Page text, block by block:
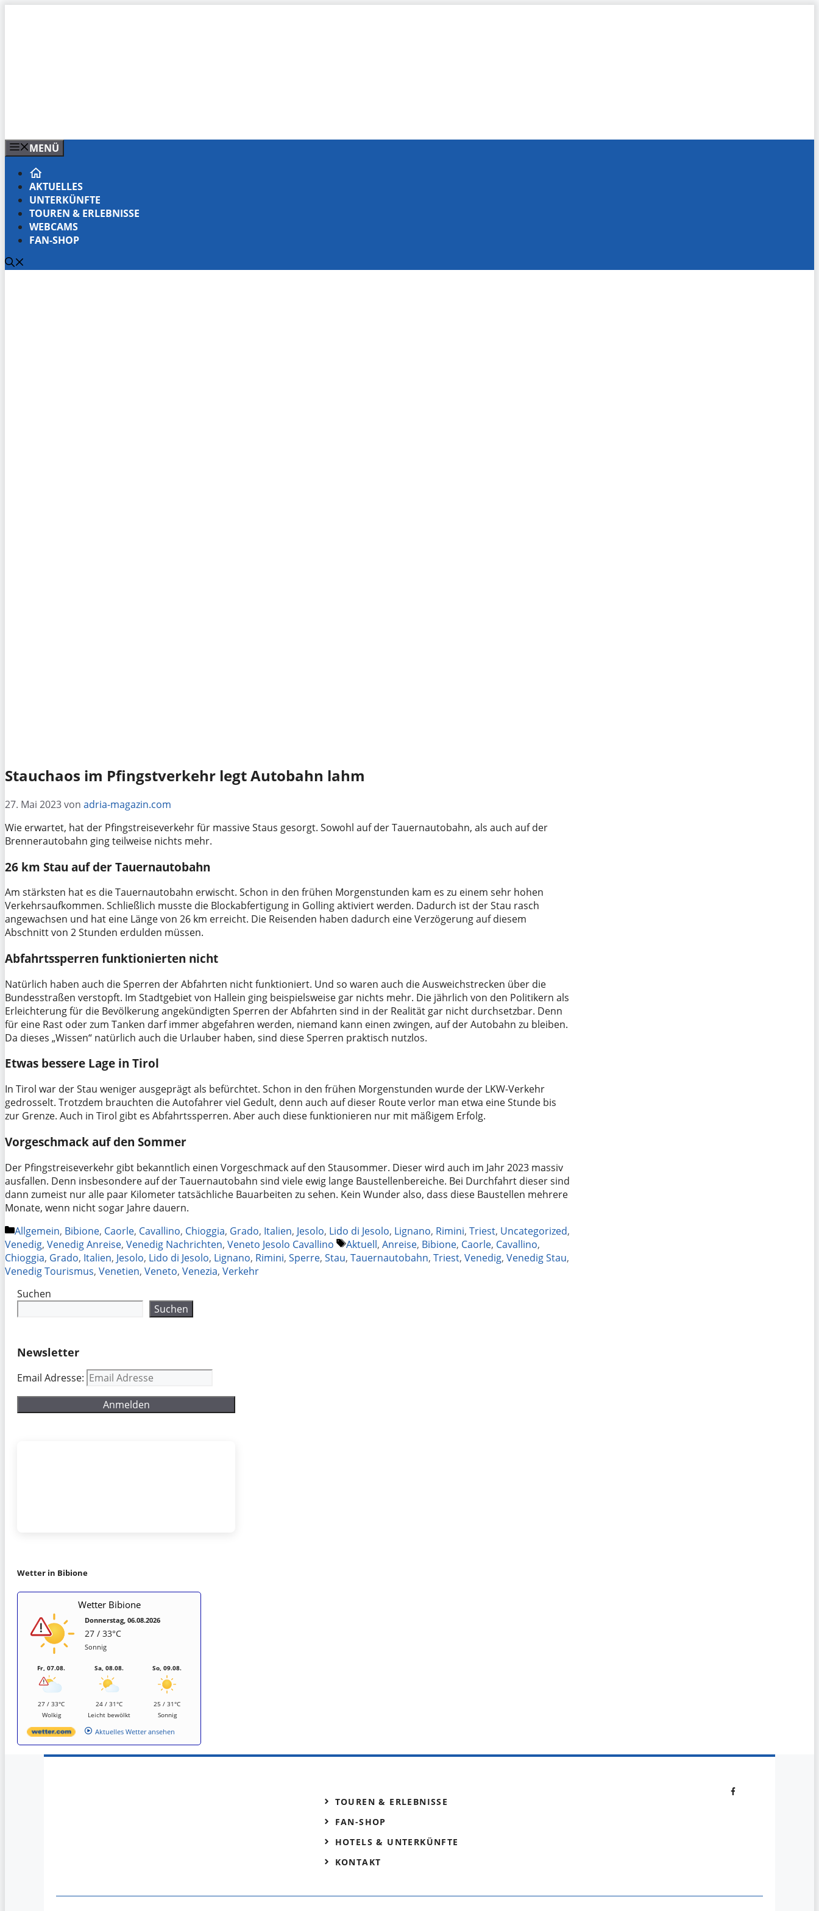
MENÜ
AKTUELLES
UNTERKÜNFTE
TOUREN & ERLEBNISSE
WEBCAMS
FAN-SHOP
Stauchaos im Pfingstverkehr legt Autobahn lahm
27. Mai 2023von adria-magazin.com
Wie erwartet, hat der Pfingstreiseverkehr für massive Staus gesorgt. Sowohl auf der Tauernautobahn, als auch auf der
Brennerautobahn ging teilweise nichts mehr.
26 km Stau auf der Tauernautobahn
Am stärksten hat es die Tauernautobahn erwischt. Schon in den frühen Morgenstunden kam es zu einem sehr hohen
Verkehrsaufkommen. Schließlich musste die Blockabfertigung in Golling aktiviert werden. Dadurch ist der Stau rasch
angewachsen und hat eine Länge von 26 km erreicht. Die Reisenden haben dadurch eine Verzögerung auf diesem
Abschnitt von 2 Stunden erdulden müssen.
Abfahrtssperren funktionierten nicht
Natürlich haben auch die Sperren der Abfahrten nicht funktioniert. Und so waren auch die Ausweichstrecken über die
Bundesstraßen verstopft. Im Stadtgebiet von Hallein ging beispielsweise gar nichts mehr. Die jährlich von den Politikern als
Erleichterung für die Bevölkerung angekündigten Sperren der Abfahrten sind in der Realität gar nicht durchsetzbar. Denn
für eine Rast oder zum Tanken darf immer abgefahren werden, niemand kann einen zwingen, auf der Autobahn zu bleiben.
Da dieses „Wissen“ natürlich auch die Urlauber haben, sind diese Sperren praktisch nutzlos.
Etwas bessere Lage in Tirol
In Tirol war der Stau weniger ausgeprägt als befürchtet. Schon in den frühen Morgenstunden wurde der LKW-Verkehr
gedrosselt. Trotzdem brauchten die Autofahrer viel Gedult, denn auch auf dieser Route verlor man etwa eine Stunde bis
zur Grenze. Auch in Tirol gibt es Abfahrtssperren. Aber auch diese funktionieren nur mit mäßigem Erfolg.
Vorgeschmack auf den Sommer
Der Pfingstreiseverkehr gibt bekanntlich einen Vorgeschmack auf den Stausommer. Dieser wird auch im Jahr 2023 massiv
ausfallen. Denn insbesondere auf der Tauernautobahn sind viele ewig lange Baustellenbereiche. Bei Durchfahrt dieser sind
dann zumeist nur alle paar Kilometer tatsächliche Bauarbeiten zu sehen. Kein Wunder also, dass diese Baustellen mehrere
Monate, wenn nicht sogar Jahre dauern.
Kategorien
Allgemein, Bibione, Caorle, Cavallino, Chioggia, Grado, Italien, Jesolo, Lido di Jesolo, Lignano, Rimini, Triest, Uncategorized,
Venedig, Venedig Anreise, Venedig Nachrichten, Veneto Jesolo Cavallino Schlagwörter
Aktuell, Anreise, Bibione, Caorle, Cavallino,
Chioggia, Grado, Italien, Jesolo, Lido di Jesolo, Lignano, Rimini, Sperre, Stau, Tauernautobahn, Triest, Venedig, Venedig Stau,
Venedig Tourismus, Venetien, Veneto, Venezia, Verkehr
Suchen
Suchen
Newsletter
Email Adresse:
Wetter in Bibione
Wetter Bibione
Donnerstag, 06.08.2026
27 / 33°C
Sonnig
Fr, 07.08.
27 / 33°C
Wolkig
Sa, 08.08.
24 / 31°C
Leicht bewölkt
So, 09.08.
25 / 31°C
Sonnig
Aktuelles Wetter ansehen
TOUREN & ERLEBNISSE
FAN-SHOP
HOTELS & UNTERKÜNFTE
KONTAKT